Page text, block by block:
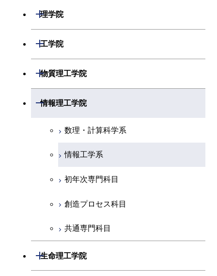
理学院
開閉
化学系
工学院
開閉
機械系
共通専門科目
物質理工学院
開閉
材料系
応用化学系
初年次専門科目
創造プロセス科目
共通専門科目
情報理工学院
開閉
数理・計算科学系
情報工学系
初年次専門科目
創造プロセス科目
共通専門科目
生命理工学院
開閉